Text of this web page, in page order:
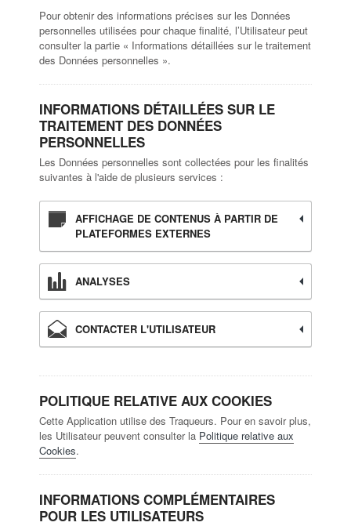
Pour obtenir des informations précises sur les Données
personnelles utilisées pour chaque finalité, l’Utilisateur peut
consulter la partie « Informations détaillées sur le traitement
des Données personnelles ».
INFORMATIONS DÉTAILLÉES SUR LE
TRAITEMENT DES DONNÉES
PERSONNELLES
Les Données personnelles sont collectées pour les finalités
suivantes à l'aide de plusieurs services :
AFFICHAGE DE CONTENUS À PARTIR DE
PLATEFORMES EXTERNES
ANALYSES
CONTACTER L'UTILISATEUR
POLITIQUE RELATIVE AUX COOKIES
Cette Application utilise des Traqueurs. Pour en savoir plus,
les Utilisateur peuvent consulter la Politique relative aux
Cookies.
INFORMATIONS COMPLÉMENTAIRES
POUR LES UTILISATEURS